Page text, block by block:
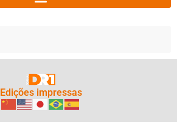
Edições impressas